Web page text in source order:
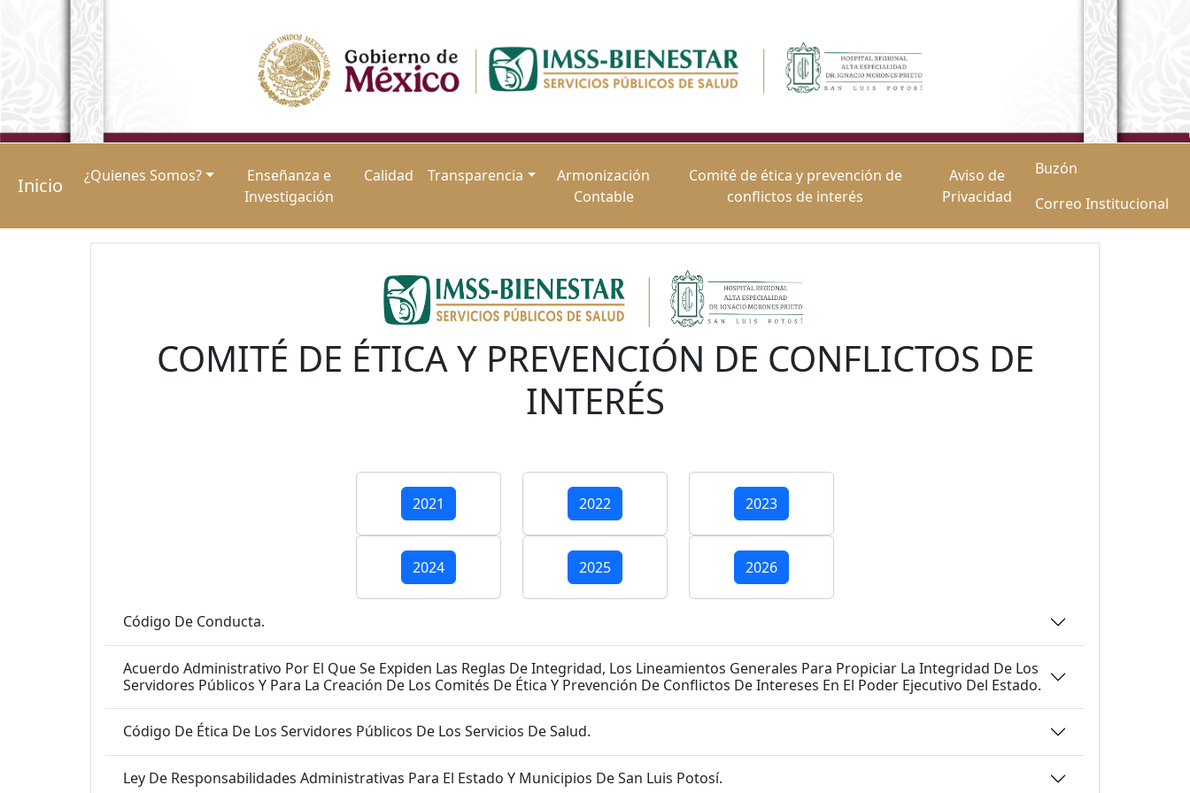
Inicio ¿Quienes Somos?
Enseñanza e
Investigación
Calidad Transparencia
Armonización
Contable
Comité de ética y prevención de
conflictos de interés
Aviso de
Privacidad
Buzón
Correo Institucional
COMITÉ DE ÉTICA Y PREVENCIÓN DE CONFLICTOS DE
INTERÉS
2021 2022 2023
2024 2025 2026
Código De Conducta.
Acuerdo Administrativo Por El Que Se Expiden Las Reglas De Integridad, Los Lineamientos Generales Para Propiciar La Integridad De Los
Servidores Públicos Y Para La Creación De Los Comités De Ética Y Prevención De Conflictos De Intereses En El Poder Ejecutivo Del Estado.
Código De Ética De Los Servidores Públicos De Los Servicios De Salud.
Ley De Responsabilidades Administrativas Para El Estado Y Municipios De San Luis Potosí.